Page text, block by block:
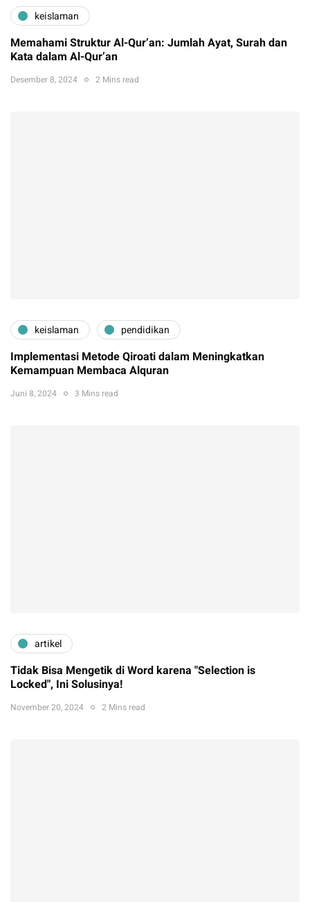
keislaman
Memahami Struktur Al-Qur’an: Jumlah Ayat, Surah dan
Kata dalam Al-Qur’an
Desember 8, 2024 2 Mins read
keislaman pendidikan
Implementasi Metode Qiroati dalam Meningkatkan
Kemampuan Membaca Alquran
Juni 8, 2024 3 Mins read
artikel
Tidak Bisa Mengetik di Word karena "Selection is
Locked", Ini Solusinya!
November 20, 2024 2 Mins read